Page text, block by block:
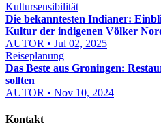
Kultursensibilität
Die bekanntesten Indianer:
Kultur der indigenen Völker
AUTOR • Jul 02, 2025
Reiseplanung
Das Beste aus Groningen:
sollten
AUTOR • Nov 10, 2024
Kontakt